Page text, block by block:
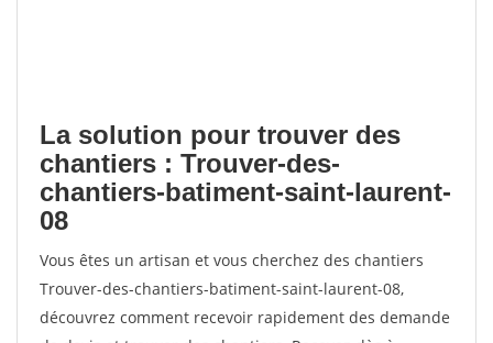
La solution pour trouver des
chantiers : Trouver-des-
chantiers-batiment-saint-laurent-
08
Vous êtes un artisan et vous cherchez des chantiers
Trouver-des-chantiers-batiment-saint-laurent-08,
découvrez comment recevoir rapidement des demande